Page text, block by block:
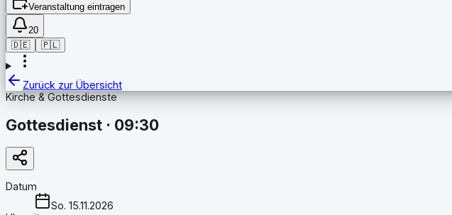
Veranstaltung eintragen
20
🇩🇪
🇵🇱
Zurück zur Übersicht
Kirche & Gottesdienste
Gottesdienst · 09:30
Datum
So. 15.11.2026